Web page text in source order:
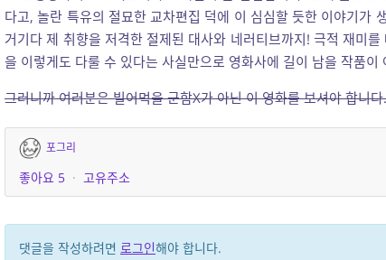
다고, 놀란 특유의 절묘한 교차편집 덕에 이 심심할 듯한 이야기가
거기다 제 취향을 저격한 절제된 대사와 네러티브까지! 극적 재미
을 이렇게도 다룰 수 있다는 사실만으로 영화사에 길이 남을 작품이
그러니까 여러분은 빌어먹을 군함X가 아닌 이 영화를 보셔야 합니다.
포그리
좋아요 5 · 고유주소
댓글을 작성하려면 로그인해야 합니다.